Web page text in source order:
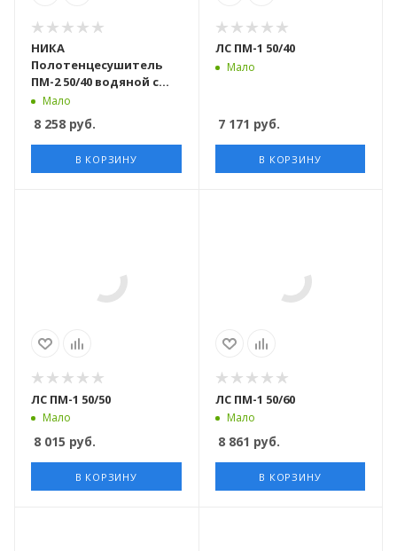
НИКА
Полотенцесушитель
ПМ-2 50/40 водяной с
полкой
Мало
8 258 руб.
В КОРЗИНУ
ЛС ПМ-1 50/40
Мало
7 171 руб.
В КОРЗИНУ
ЛС ПМ-1 50/50
Мало
8 015 руб.
В КОРЗИНУ
ЛС ПМ-1 50/60
Мало
8 861 руб.
В КОРЗИНУ